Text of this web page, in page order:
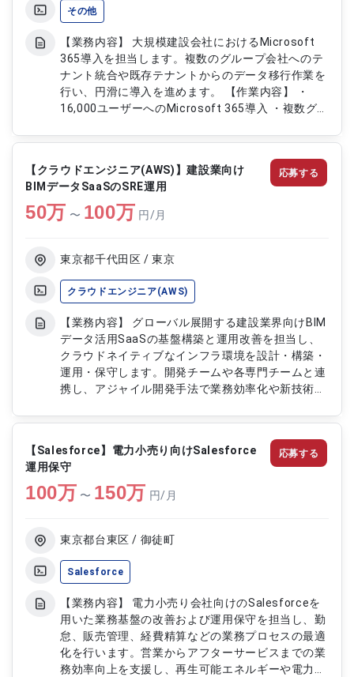
の調整および折衝 ・ユースケースの作成および展
開支援 ・関係者とのコミュニケーションおよび進
行支援
その他
【業務内容】 大規模建設会社におけるMicrosoft
365導入を担当します。複数のグループ会社へのテ
ナント統合や既存テナントからのデータ移行作業を
行い、円滑に導入を進めます。 【作業内容】 ・
16,000ユーザーへのMicrosoft 365導入 ・複数グ
のデータ移行作業 ・導入に関する上位コンサルテ
【クラウドエンジニア(AWS)】建設業向け
BIMデータSaaSのSRE運用
50万 〜 100万 円/月
東京都千代田区 / 東京
クラウドエンジニア(AWS)
【業務内容】 グローバル展開する建設業界向けBIM
データ活用SaaSの基盤構築と運用改善を担当し、
クラウドネイティブなインフラ環境を設計・構築・
運用・保守します。開発チームや各専門チームと連
携し、アジャイル開発手法で業務効率化や新技術導
Azure(AWS/GCPの可能性あり)を用いた大規模
3D/BIMデータ対応クラウドインフラの設計・構
築・運用・保守 ・Terraform、Ansible等のIaCツ
ールによるインフラリソースの自動化・管理 ・
Datadog、CloudWatch、Azure Monitor等を用い
た監視システムの構築・運用・パフォーマンスチュ
弱性診断等のセキュリティ対策とコンプライアンス
サルティングチームとの連携による要件定義から運
用までの支援
応募する
【Salesforce】電力小売り向けSalesforce
運用保守
100万 〜 150万 円/月
東京都台東区 / 御徒町
Salesforce
【業務内容】 電力小売り会社向けのSalesforceを
用いた業務基盤の改善および運用保守を担当し、勤
怠、販売管理、経費精算などの業務プロセスの最適
化を行います。営業からアフターサービスまでの業
務効率向上を支援し、再生可能エネルギーや電力管
応募する